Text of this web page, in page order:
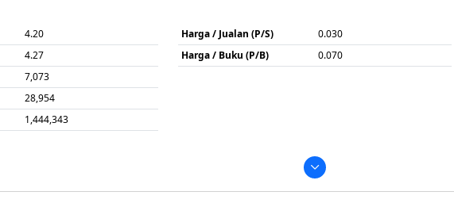
4.20
4.27
7,073
28,954
1,444,343
Harga / Jualan (P/S)
0.030
Harga / Buku (P/B)
0.070